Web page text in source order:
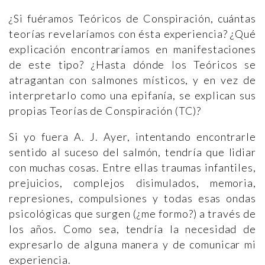
¿Si fuéramos Teóricos de Conspiración, cuántas
teorías revelaríamos con ésta experiencia? ¿Qué
explicación encontraríamos en manifestaciones
de este tipo? ¿Hasta dónde los Teóricos se
atragantan con salmones místicos, y en vez de
interpretarlo como una epifanía, se explican sus
propias Teorías de Conspiración (TC)?
Si yo fuera A. J. Ayer, intentando encontrarle
sentido al suceso del salmón, tendría que lidiar
con muchas cosas. Entre ellas traumas infantiles,
prejuicios, complejos disimulados, memoria,
represiones, compulsiones y todas esas ondas
psicológicas que surgen (¿me formo?) a través de
los años. Como sea, tendría la necesidad de
expresarlo de alguna manera y de comunicar mi
experiencia.